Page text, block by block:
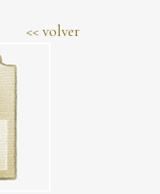
volver